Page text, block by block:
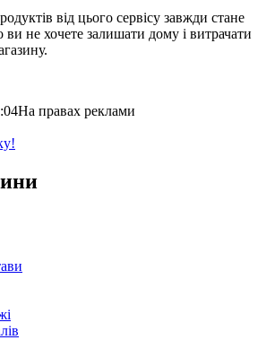
від цього сервісу завжди стане
не хочете залишати дому і витрачати
На правах реклами